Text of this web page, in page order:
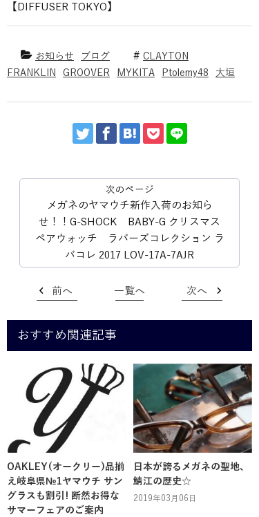
【DIFFUSER TOKYO】
お知らせ ブログ
CLAYTON
FRANKLIN
GROOVER MYKITA Ptolemy48 大垣
メガネのヤマウチ新作入荷のお知ら
せ！！G-SHOCK BABY-G クリスマス
ペアウォッチ ラバーズコレクション ラ
バコレ 2017 LOV-17A-7AJR
前へ 一覧へ 次へ
おすすめ関連記事
OAKLEY(オークリー)品揃
え岐阜県№1ヤマウチ サン
グラスも割引! 断然お得な
サマーフェアのご案内
日本が誇るメガネの聖地、
鯖江の歴史☆
2019年03月06日